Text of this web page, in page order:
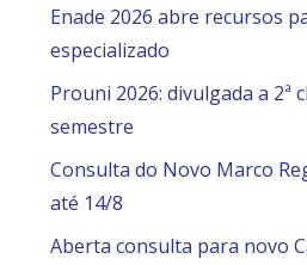
Enade 2026 abre recursos
especializado
Prouni 2026: divulgada a 2ª
semestre
Consulta do Novo Marco
até 14/8
Aberta consulta para novo